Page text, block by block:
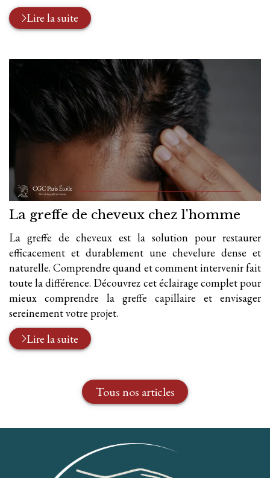
Lire la suite
La greffe de cheveux chez l'homme
La greffe de cheveux est la solution pour restaurer
efficacement et durablement une chevelure dense et
naturelle. Comprendre quand et comment intervenir fait
toute la différence. Découvrez cet éclairage complet pour
mieux comprendre la greffe capillaire et envisager
sereinement votre projet.
Lire la suite
Tous nos articles